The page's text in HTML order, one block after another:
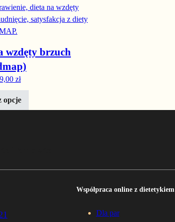
wzdęty brzuch
cena wynosiła: 99,00 zł.
złAktualna cena wynosi: 49,00 zł.
opcje
Współpraca online z dietetykiem
Dla par